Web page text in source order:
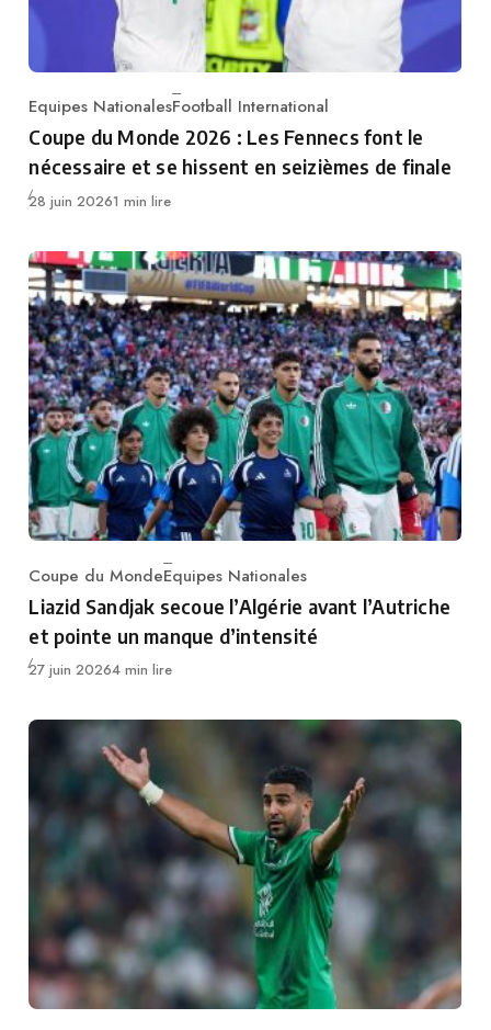
Category
Equipes NationalesFootball International
Coupe du Monde 2026 : Les Fennecs font le
nécessaire et se hissent en seizièmes de finale
Publié
28 juin 20261 min lire
Category
Coupe du MondeEquipes Nationales
Liazid Sandjak secoue l’Algérie avant l’Autriche
et pointe un manque d’intensité
Publié
27 juin 20264 min lire